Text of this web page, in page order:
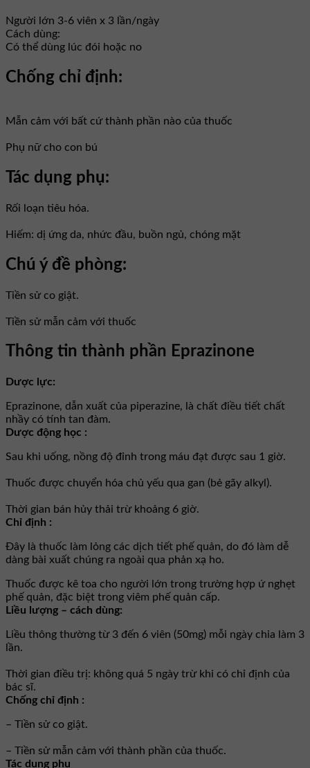
Người lớn 3-6 viên x 3 lần/ngày
Cách dùng:
Có thể dùng lúc đói hoặc no
Chống chỉ định:
Mẫn cảm với bất cứ thành phần nào của thuốc
Phụ nữ cho con bú
Tác dụng phụ:
Rối loạn tiêu hóa.
Hiếm: dị ứng da, nhức đầu, buồn ngủ, chóng mặt
Chú ý đề phòng:
Tiền sử co giật.
Tiền sử mẫn cảm với thuốc
Thông tin thành phần Eprazinone
Dược lực:
Eprazinone, dẫn xuất của piperazine, là chất điều tiết chất
nhầy có tính tan đàm.
Dược động học :
Sau khi uống, nồng độ đỉnh trong máu đạt được sau 1 giờ.
Thuốc được chuyển hóa chủ yếu qua gan (bẻ gãy alkyl).
Thời gian bán hủy thải trừ khoảng 6 giờ.
Chỉ định :
Ðây là thuốc làm lỏng các dịch tiết phế quản, do đó làm dễ
dàng bài xuất chúng ra ngoài qua phản xạ ho.
Thuốc được kê toa cho người lớn trong trường hợp ứ nghẹt
phế quản, đặc biệt trong viêm phế quản cấp.
Liều lượng – cách dùng:
Liều thông thường từ 3 đến 6 viên (50mg) mỗi ngày chia làm 3
lần.
Thời gian điều trị: không quá 5 ngày trừ khi có chỉ định của
bác sĩ.
Chống chỉ định :
– Tiền sử co giật.
– Tiền sử mẫn cảm với thành phần của thuốc.
Tác dụng phụ